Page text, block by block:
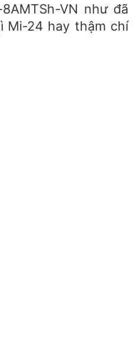
VN như đã
Mi-24 hay thậm chí